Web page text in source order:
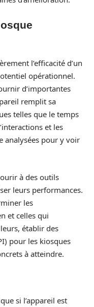
l’efficacité d’un
opérationnel.
d’importantes
remplit sa
telles que le temps
et les
analysées pour y voir
à des outils
leurs performances.
les
et celles qui
établir des
pour les kiosques
à atteindre.
si l’appareil est